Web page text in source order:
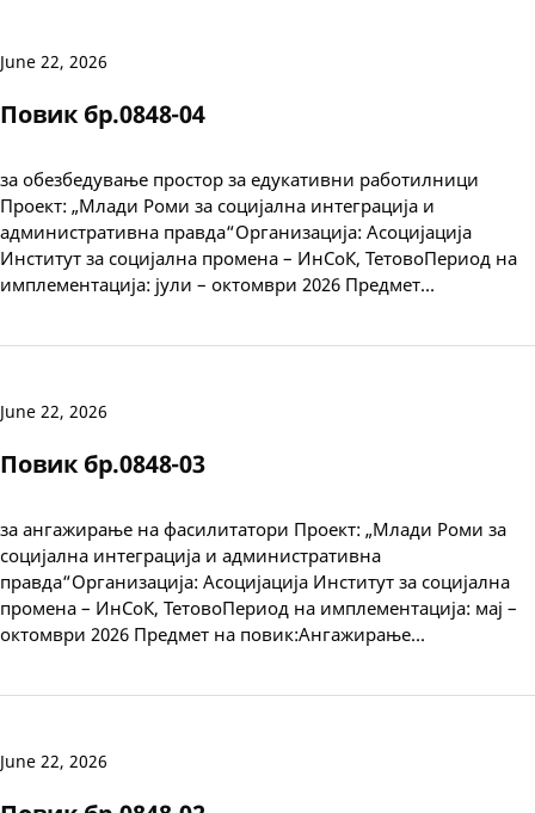
June 22, 2026
Повик бр.0848-04
за обезбедување простор за едукативни работилници
Проект: „Млади Роми за социјална интеграција и
административна правда“Организација: Асоцијација
Институт за социјална промена – ИнСоК, ТетовоПериод на
имплементација: јули – октомври 2026 Предмет…
June 22, 2026
Повик бр.0848-03
за ангажирање на фасилитатори Проект: „Млади Роми за
социјална интеграција и административна
правда“Организација: Асоцијација Институт за социјална
промена – ИнСоК, ТетовоПериод на имплементација: мај –
октомври 2026 Предмет на повик:Ангажирање…
June 22, 2026